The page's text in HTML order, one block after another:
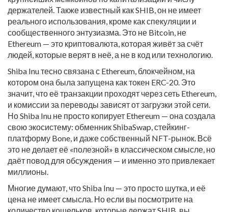
держателей. Также известный какSHIB, он не имеет
реального использования, кроме как спекуляции и
сообщественного энтузиазма. Это не Bitcoin, не
Ethereum — это криптовалюта, которая живёт за счёт
людей, которые верят в неё, а не в код или технологию.
Shiba Inu тесно связана с Ethereum, блокчейном, на
котором она была запущена как токен ERC-20. Это
значит, что её транзакции проходят через сеть Ethereum,
и комиссии за переводы зависят от загрузки этой сети.
Но Shiba Inu не просто копирует Ethereum — она создала
свою экосистему: обменник ShibaSwap, стейкинг-
платформу Bone, и даже собственный NFT-рынок. Всё
это не делает её «полезной» в классическом смысле, но
даёт повод для обсуждения — и именно это привлекает
миллионы.
Многие думают, что Shiba Inu — это просто шутка, и её
цена не имеет смысла. Но если вы посмотрите на